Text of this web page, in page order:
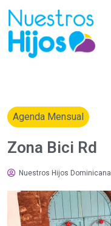
Agenda Mensual
Zona Bici Rd
Nuestros Hijos Dominicana